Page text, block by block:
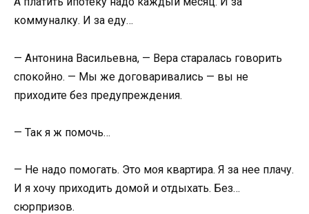
коммуналку. И за еду…
— Антонина Васильевна, — Вера старалась говорить
спокойно. — Мы же договаривались — вы не
приходите без предупреждения.
— Так я ж помочь…
— Не надо помогать. Это моя квартира. Я за нее плачу.
И я хочу приходить домой и отдыхать. Без…
сюрпризов.